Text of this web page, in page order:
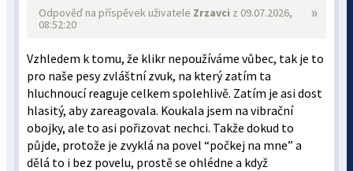
»
Odpověď na příspěvek uživatele Zrzavci z 09.07.2026,
08:52:20
Vzhledem k tomu, že klikr nepoužíváme vůbec, tak je to
pro naše pesy zvláštní zvuk, na který zatím ta
hluchnoucí reaguje celkem spolehlivě. Zatím je asi dost
hlasitý, aby zareagovala. Koukala jsem na vibrační
obojky, ale to asi pořizovat nechci. Takže dokud to
půjde, protože je zvyklá na povel “počkej na mne” a
dělá to i bez povelu, prostě se ohlédne a když